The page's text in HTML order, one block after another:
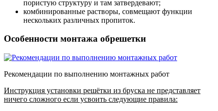
пористую структуру и там затвердевают;
комбинированные растворы, совмещают функции
нескольких различных пропиток.
Особенности монтажа обрешетки
Рекомендации по выполнению монтажных работ
Инструкция установки решётки из бруска не представляет
ничего сложного если усвоить следующие правила: